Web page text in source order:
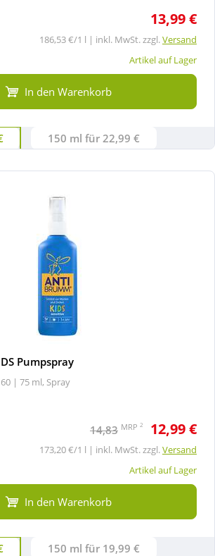
13,99 €
186,53 €/1 l | inkl. MwSt. zzgl.Versand
Artikel auf Lager
In den Warenkorb
150 ml für 22,99 €
Pumpspray
| 75 ml, Spray
14,83 MRP 2 12,99 €
173,20 €/1 l | inkl. MwSt. zzgl.Versand
Artikel auf Lager
In den Warenkorb
150 ml für 19,99 €